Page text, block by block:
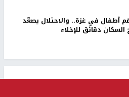
أطفال في غزة.. والاحتلال يصعّد
السكان دقائق للإخلاء